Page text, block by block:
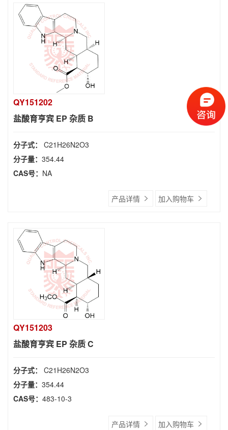
QY151202
盐酸育亨宾 EP 杂质 B
分子式： C21H26N2O3
分子量： 354.44
CAS号： NA
产品详情 加入购物车
QY151203
盐酸育亨宾 EP 杂质 C
分子式： C21H26N2O3
分子量： 354.44
CAS号： 483-10-3
产品详情 加入购物车